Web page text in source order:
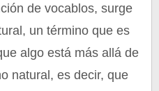
de vocablos, surge
un término que es
algo está más allá de
natural, es decir, que